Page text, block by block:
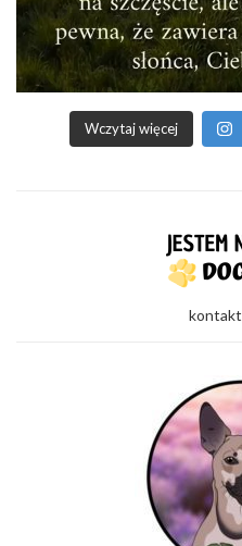
Wczytaj więcej
kontakt